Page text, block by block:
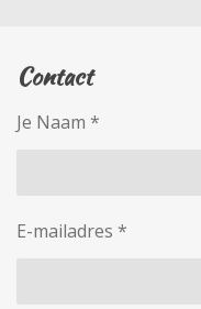
Contact
Je Naam *
E-mailadres *